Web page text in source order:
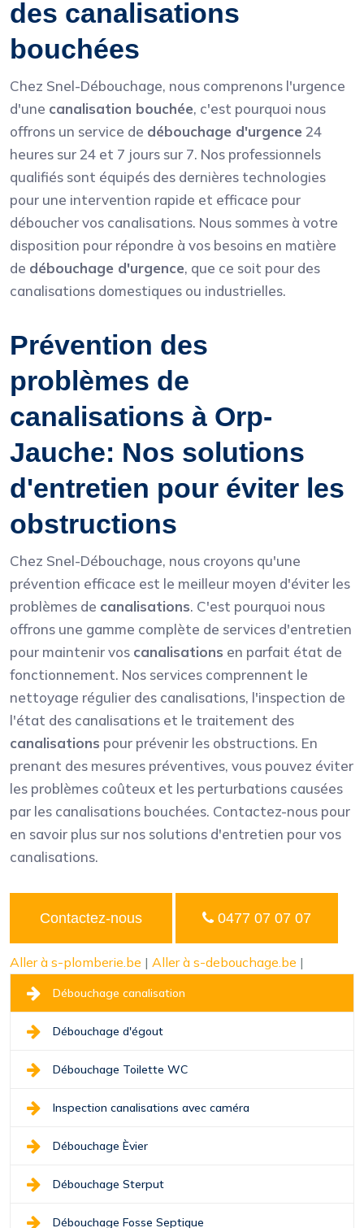
des canalisations
bouchées
Chez Snel-Débouchage, nous comprenons l'urgence
d'une canalisation bouchée, c'est pourquoi nous
offrons un service de débouchage d'urgence 24
heures sur 24 et 7 jours sur 7. Nos professionnels
qualifiés sont équipés des dernières technologies
pour une intervention rapide et efficace pour
déboucher vos canalisations. Nous sommes à votre
disposition pour répondre à vos besoins en matière
de débouchage d'urgence, que ce soit pour des
canalisations domestiques ou industrielles.
Prévention des
problèmes de
canalisations à Orp-
Jauche: Nos solutions
d'entretien pour éviter les
obstructions
Chez Snel-Débouchage, nous croyons qu'une
prévention efficace est le meilleur moyen d'éviter les
problèmes de canalisations. C'est pourquoi nous
offrons une gamme complète de services d'entretien
pour maintenir vos canalisations en parfait état de
fonctionnement. Nos services comprennent le
nettoyage régulier des canalisations, l'inspection de
l'état des canalisations et le traitement des
canalisations pour prévenir les obstructions. En
prenant des mesures préventives, vous pouvez éviter
les problèmes coûteux et les perturbations causées
par les canalisations bouchées. Contactez-nous pour
en savoir plus sur nos solutions d'entretien pour vos
canalisations.
Contactez-nous 0477 07 07 07
Aller à s-plomberie.be | Aller à s-debouchage.be |
Débouchage canalisation
Débouchage d'égout
Débouchage Toilette WC
Inspection canalisations avec caméra
Débouchage Èvier
Débouchage Sterput
Débouchage Fosse Septique